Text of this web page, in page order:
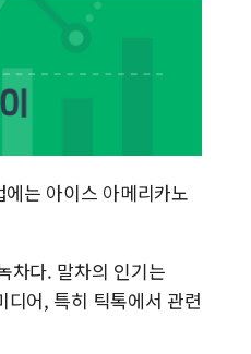
발언 나선 조성환 조이웍스 전
선관위 국조특위, '재검표 일
행정안전부-우아한형제들,
착한가격업소 이용 활성화
전매제한 기간중 8000만원
유럽 증시, '싸구려' 꼬리표
는 아이스 아메리카노
차다. 말차의 인기는
디어, 특히 틱톡에서 관련